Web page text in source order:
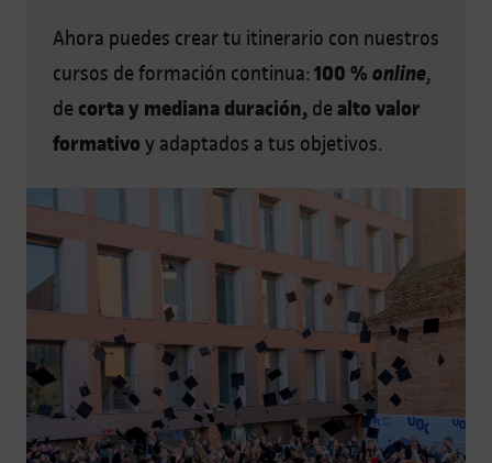
Ahora puedes crear tu itinerario con nuestros
cursos de formación continua: 100 %online,
de corta y mediana duración, de alto valor
formativo y adaptados a tus objetivos.